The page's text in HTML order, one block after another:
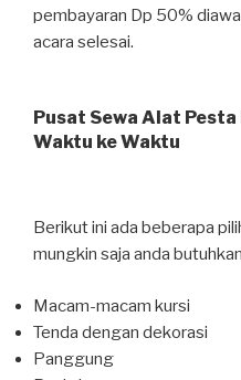
pembayaran Dp 50%
acara selesai.
Pusat Sewa Alat
Waktu ke Waktu
Berikut ini ada beberapa
mungkin saja anda
Macam-macam kursi
Tenda dengan dekorasi
Panggung